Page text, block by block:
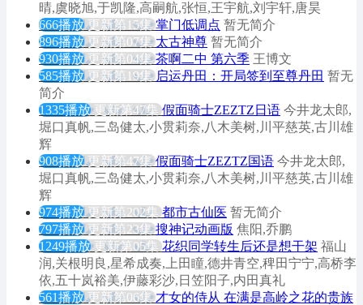
晴,虞晓旭,于凯隆,高嗣航,张恒,王宇航,刘宇轩,唐昊
666播放 更新第15集 掌门低调点 暂无简介
896播放 更新第07集 太古神尊 暂无简介
930播放 更新第04集 茶啊二中 第六季 王博文
585播放 更新第19集 启运丹田：开局签到至尊丹田 暂无
简介
1335播放 更新第47集 假面骑士ZEZTZ日语 今井龙太郎,
堀口真帆,三岛健太,小贯莉奈,八木美树,川平慈英,古川雄
辉
908播放 更新第47集 假面骑士ZEZTZ国语 今井龙太郎,
堀口真帆,三岛健太,小贯莉奈,八木美树,川平慈英,古川雄
辉
974播放 更新第202集 都市古仙医 暂无简介
797播放 更新第23集 搜神记动画版 焦阳,乔鹏
1249播放 更新第05集 花织同学转生后还是想干架 福山
润,关根明良,星希成奏,上田瞳,德井青空,稗田宁宁,高桥李
依,五十岚裕美,伊藤彩沙,日笠阳子,内田真礼
561播放 更新第06集 才女的侍从 在满是高岭之花的贵族